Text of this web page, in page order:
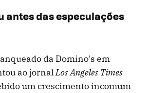
antes das especulações
da Domino's em
ao jornalLos Angeles Times
um crescimento incomum